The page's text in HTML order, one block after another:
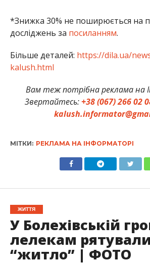
​​*Знижка 30% не поширюється на
досліджень за посиланням.
Більше деталей: https://dila.ua/
kalush.html
Вам теж потрібна реклама на
Звертайтесь:+38 (067) 266 02
МІТКИ: РЕКЛАМА НА ІНФОРМАТОРІ
ЖИТТЯ
У Болехівській
лелекам
“житло” | ФОТО